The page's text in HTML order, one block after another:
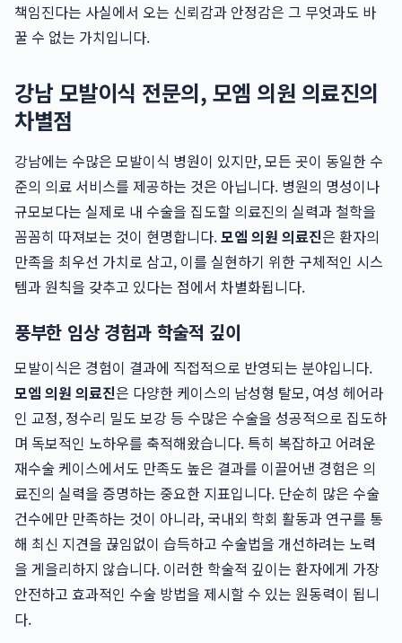
책임진다는 사실에서 오는 신뢰감과 안정감은 그 무엇과도 바
꿀 수 없는 가치입니다.
강남 모발이식 전문의, 모엠 의원 의료진의
차별점
강남에는 수많은 모발이식 병원이 있지만, 모든 곳이 동일한 수
준의 의료 서비스를 제공하는 것은 아닙니다. 병원의 명성이나
규모보다는 실제로 내 수술을 집도할 의료진의 실력과 철학을
꼼꼼히 따져보는 것이 현명합니다.모엠 의원 의료진은 환자의
만족을 최우선 가치로 삼고, 이를 실현하기 위한 구체적인 시스
템과 원칙을 갖추고 있다는 점에서 차별화됩니다.
풍부한 임상 경험과 학술적 깊이
모발이식은 경험이 결과에 직접적으로 반영되는 분야입니다.
모엠 의원 의료진은 다양한 케이스의 남성형 탈모, 여성 헤어라
인 교정, 정수리 밀도 보강 등 수많은 수술을 성공적으로 집도하
며 독보적인 노하우를 축적해왔습니다. 특히 복잡하고 어려운
재수술 케이스에서도 만족도 높은 결과를 이끌어낸 경험은 의
료진의 실력을 증명하는 중요한 지표입니다. 단순히 많은 수술
건수에만 만족하는 것이 아니라, 국내외 학회 활동과 연구를 통
해 최신 지견을 끊임없이 습득하고 수술법을 개선하려는 노력
을 게을리하지 않습니다. 이러한 학술적 깊이는 환자에게 가장
안전하고 효과적인 수술 방법을 제시할 수 있는 원동력이 됩니
다.